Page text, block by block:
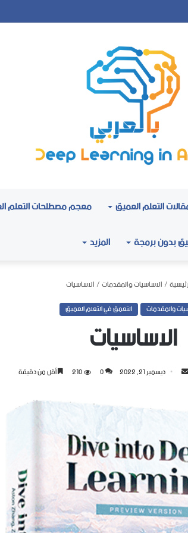
التعلم العميق
معجم مصطلحات التعلم
بدون برمجة المزيد
/الاساسيات والمقدمات/الاساسيات
والمقدمات التعمق في التعلم العميق
الاساسيات
أرسل ديسمبر 21, 2022 0
210 أقل من دقيقة